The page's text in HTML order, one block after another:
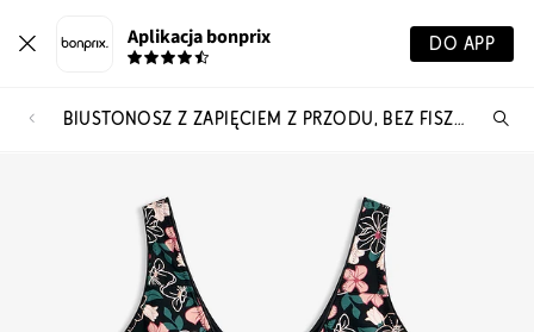
Aplikacja bonprix DO APP
BIUSTONOSZ Z ZAPIĘCIEM Z PRZODU, BEZ FISZBINÓW (2 SZT.), Z BAWEŁNY